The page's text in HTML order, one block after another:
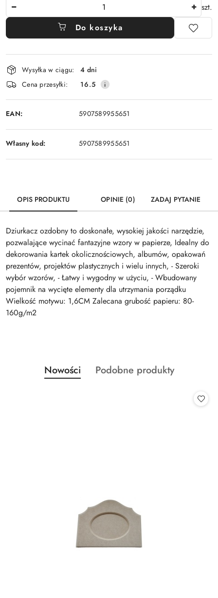
szt.
Do koszyka
Dostępność
i
dostawa
Wysyłka w ciągu:
4 dni
Cena przesyłki:
16.5
EAN: 5907589955651
Własny kod: 5907589955651
OPIS PRODUKTU OPINIE (0) ZADAJ PYTANIE
Dziurkacz ozdobny to doskonałe, wysokiej jakości narzędzie,
pozwalające wycinać fantazyjne wzory w papierze, Idealny do
dekorowania kartek okolicznościowych, albumów, opakowań
prezentów, projektów plastycznych i wielu innych, - Szeroki
wybór wzorów, - Łatwy i wygodny w użyciu, - Wbudowany
pojemnik na wycięte elementy dla utrzymania porządku
Wielkość motywu: 1,6CM Zalecana grubość papieru: 80-
160g/m2
Pomiń karuzelę produktów
Produkty
o
Nowości
Produkty
Podobne produkty